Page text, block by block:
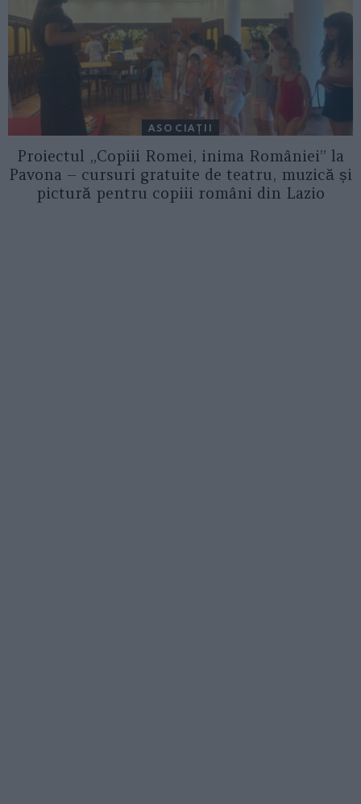
ASOCIAŢII
Proiectul „Copiii Romei, inima României” la
Pavona – cursuri gratuite de teatru, muzică și
pictură pentru copiii români din Lazio